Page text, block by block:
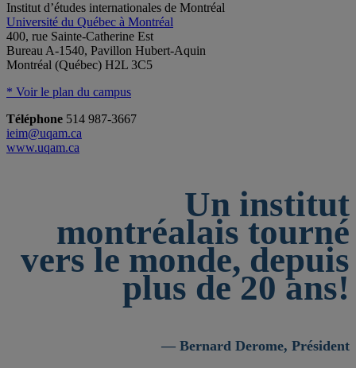
Institut d’études internationales de Montréal
Université du Québec à Montréal
400, rue Sainte-Catherine Est
Bureau A-1540, Pavillon Hubert-Aquin
Montréal (Québec) H2L 3C5
* Voir le plan du campus
Téléphone 514 987-3667
ieim@uqam.ca
www.uqam.ca
Un institut
montréalais tourné
vers le monde, depuis
plus de 20 ans!
— Bernard Derome, Président